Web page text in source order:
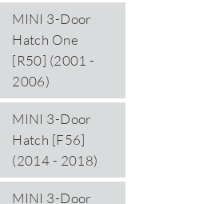
MINI 3-Door
Hatch One
[R50] (2001 -
2006)
MINI 3-Door
Hatch [F56]
(2014 - 2018)
MINI 3-Door